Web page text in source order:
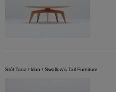
Stół Taoz / klon / Swallow’s Tail Furniture